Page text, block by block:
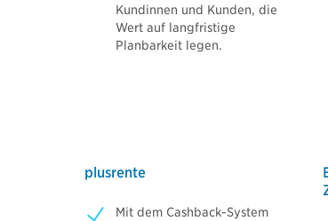
Kundinnen und Kunden, die
Wert auf langfristige
Planbarkeit legen.
plusrente
Mit dem Cashback-System